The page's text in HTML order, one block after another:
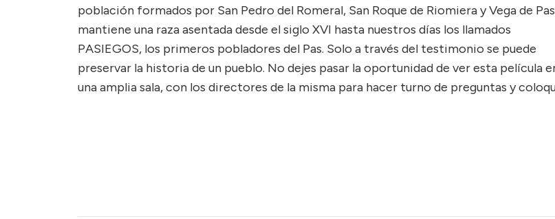
población formados por San Pedro del Romeral, San Roque de Riomiera y Vega de
mantiene una raza asentada desde el siglo XVI hasta nuestros días los llamados
PASIEGOS, los primeros pobladores del Pas. Solo a través del testimonio se puede
preservar la historia de un pueblo. No dejes pasar la oportunidad de ver esta película
una amplia sala, con los directores de la misma para hacer turno de preguntas y